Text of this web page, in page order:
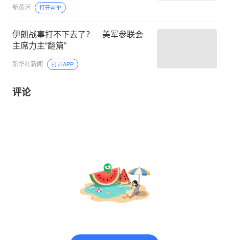
新黄河 打开APP
伊朗战事打不下去了？ 美军参联会
主席力主“翻篇”
新华社新闻 打开APP
评论